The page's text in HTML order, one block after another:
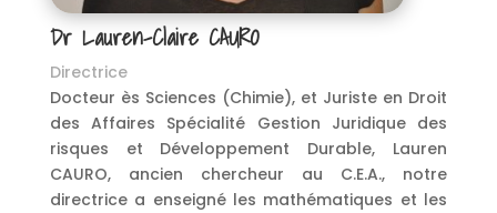
Dr Lauren-Claire CAURO
Directrice
Docteur ès Sciences (Chimie), et Juriste en Droit
des Affaires Spécialité Gestion Juridique des
risques et Développement Durable, Lauren
CAURO, ancien chercheur au C.E.A., notre
directrice a enseigné les mathématiques et les